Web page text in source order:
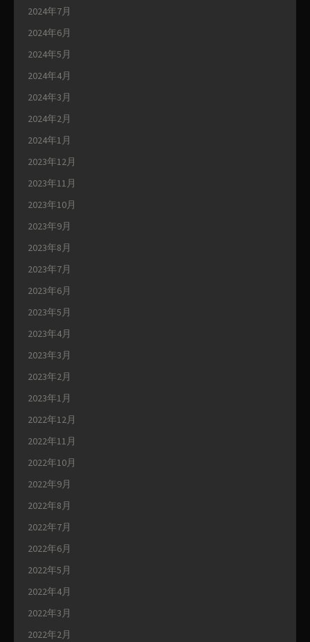
2024年7月
2024年6月
2024年5月
2024年4月
2024年3月
2024年2月
2024年1月
2023年12月
2023年11月
2023年10月
2023年9月
2023年8月
2023年7月
2023年6月
2023年5月
2023年4月
2023年3月
2023年2月
2023年1月
2022年12月
2022年11月
2022年10月
2022年9月
2022年8月
2022年7月
2022年6月
2022年5月
2022年4月
2022年3月
2022年2月